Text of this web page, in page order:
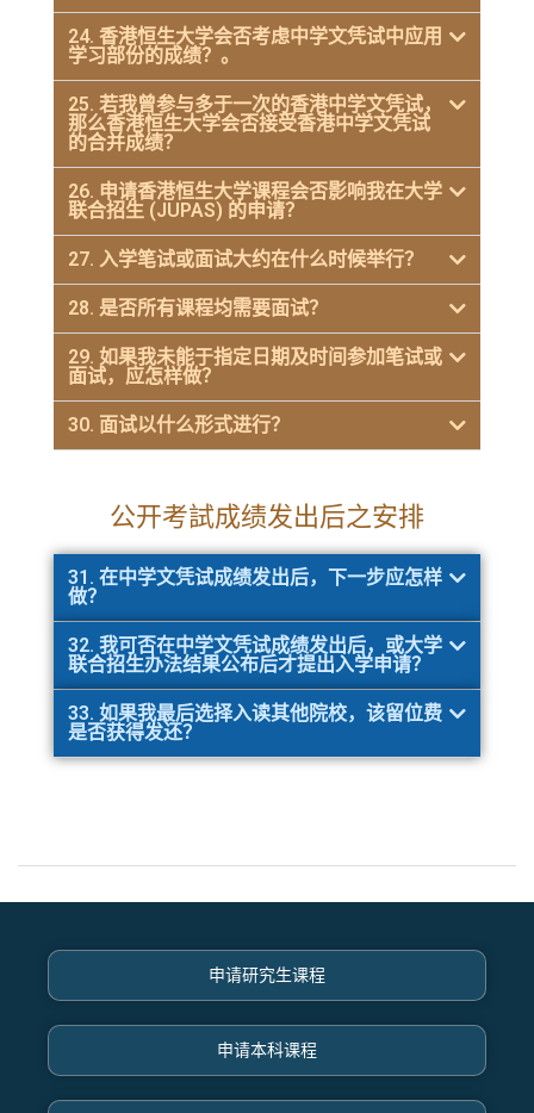
24. 香港恒生大学会否考虑中学文凭试中应用
学习部份的成绩？。
25. 若我曾参与多于一次的香港中学文凭试，
那么香港恒生大学会否接受香港中学文凭试
的合并成绩？
26. 申请香港恒生大学课程会否影响我在大学
联合招生 (JUPAS) 的申请？
27. 入学笔试或面试大约在什么时候举行？
28. 是否所有课程均需要面试？
29. 如果我未能于指定日期及时间参加笔试或
面试，应怎样做？
30. 面试以什么形式进行？
公开考試成绩发出后之安排
31. 在中学文凭试成绩发出后，下一步应怎样
做？
32. 我可否在中学文凭试成绩发出后，或大学
联合招生办法结果公布后才提出入学申请？
33. 如果我最后选择入读其他院校，该留位费
是否获得发还？
申请研究生课程
申请本科课程